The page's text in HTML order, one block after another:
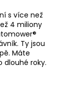
s více než
4 miliony
Ty jsou
Máte
dlouhé roky.